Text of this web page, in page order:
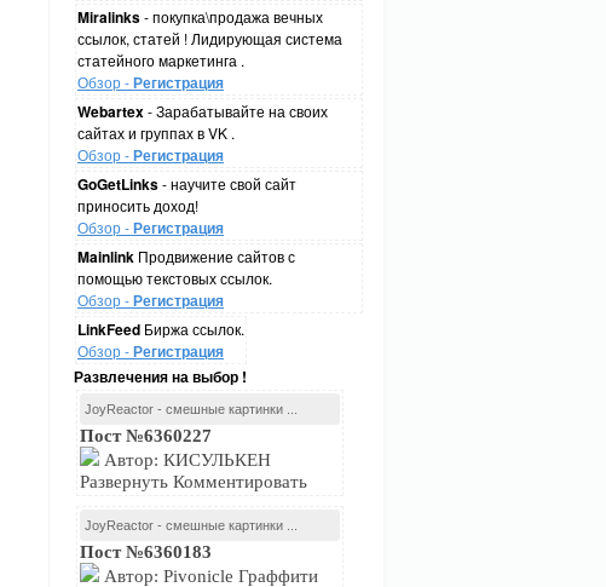
Miralinks- покупка\продажа вечных
ссылок, статей ! Лидирующая система
статейного маркетинга .
Обзор -Регистрация
Webartex- Зарабатывайте на своих
сайтах и группах в VK .
Обзор -Регистрация
GoGetLinks- научите свой сайт
приносить доход!
Обзор -Регистрация
Mainlink Продвижение сайтов с
помощью текстовых ссылок.
Обзор -Регистрация
LinkFeed Биржа ссылок.
Обзор -Регистрация
Развлечения на выбор !
JoyReactor - смешные картинки ...
Пост №6360227
Автор: КИСУЛЬКЕН
Развернуть Комментировать
JoyReactor - смешные картинки ...
Пост №6360183
Автор: Pivonicle Граффити